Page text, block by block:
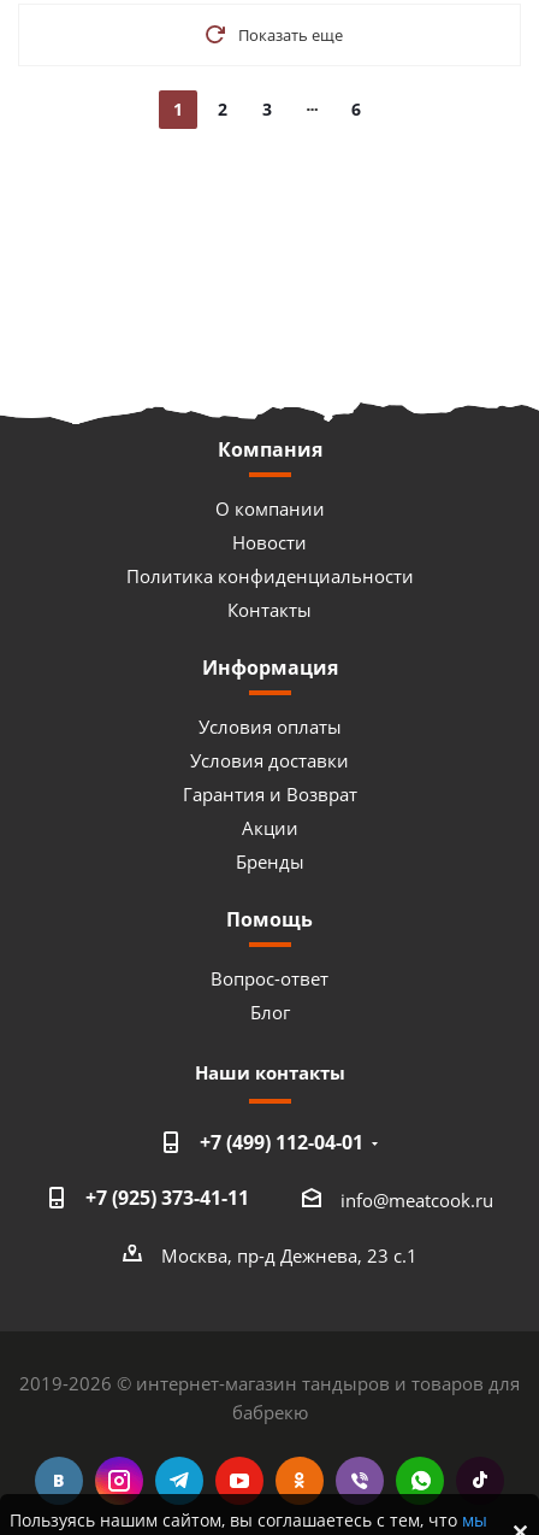
Показать еще
1 2 3 6
Компания
О компании
Новости
Политика конфиденциальности
Контакты
Информация
Условия оплаты
Условия доставки
Гарантия и Возврат
Акции
Бренды
Помощь
Вопрос-ответ
Блог
Наши контакты
+7 (499) 112-04-01
+7 (925) 373-41-11 info@meatcook.ru
Москва, пр-д Дежнева, 23 с.1
2019-2026 © интернет-магазин тандыров и товаров для
бабрекю
Пользуясь нашим сайтом, вы соглашаетесь с тем, что мы